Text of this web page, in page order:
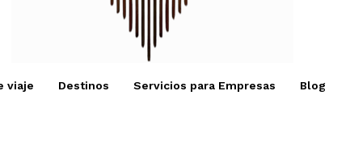
viaje Destinos Servicios para Empresas Blog